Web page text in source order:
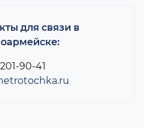
для связи в
90-41